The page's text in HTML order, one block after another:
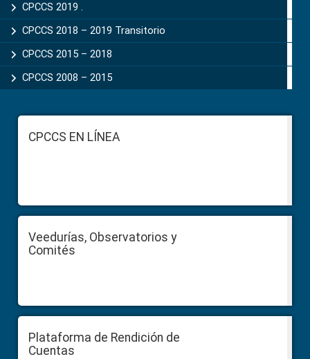
CPCCS 2019 .
CPCCS 2018 – 2019 Transitorio
CPCCS 2015 – 2018
CPCCS 2008 – 2015
FooterCPCCS EN LÍNEA
Veedurías, Observatorios y
Comités
Plataforma de Rendición de
Cuentas